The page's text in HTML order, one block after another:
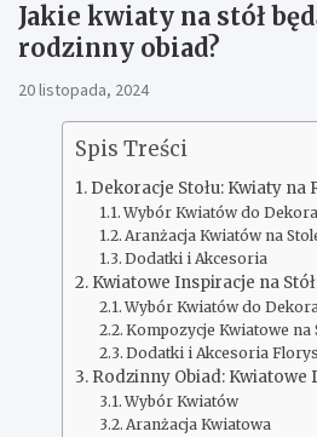
Jakie kwiaty na stół
rodzinny obiad?
20 listopada, 2024
Spis Treści
Dekoracje Stołu: Kwiaty na
Wybór Kwiatów do
Aranżacja Kwiatów na
Dodatki i Akcesoria
Kwiatowe Inspiracje na
Wybór Kwiatów do
Kompozycje Kwiatowe na
Dodatki i Akcesoria
Rodzinny Obiad: Kwiatowe
Wybór Kwiatów
Aranżacja Kwiatowa